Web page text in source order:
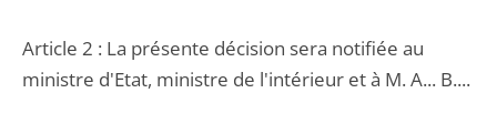
Article 2 : La présente décision sera notifiée au
ministre d'Etat, ministre de l'intérieur et à M. A... B....